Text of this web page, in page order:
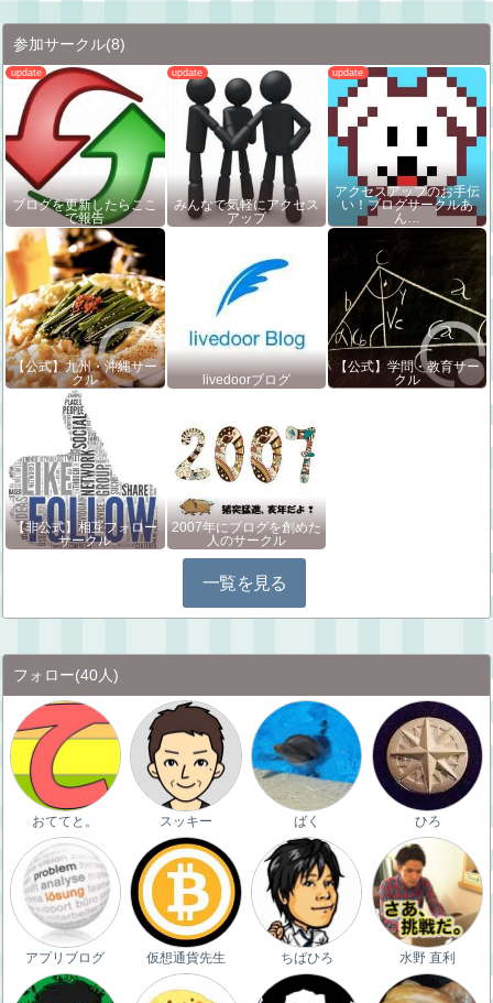
参加サークル(8)
ブログを更新したらここ
で報告
みんなで気軽にアクセス
アップ
アクセスアップのお手伝
い！ブログサークルあ
ん…
【公式】九州・沖縄サー
クル
livedoorブログ
【公式】学問・教育サー
クル
【非公式】相互フォロー
サークル
2007年にブログを創めた
人のサークル
一覧を見る
フォロー(40人)
おててと。 スッキー ばく ひろ
アプリブログ 仮想通貨先生 ちばひろ 水野 直利